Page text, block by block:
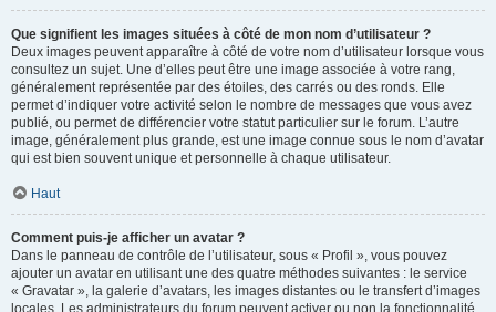
Que signifient les images situées à côté de mon nom d’utilisateur ?
Deux images peuvent apparaître à côté de votre nom d’utilisateur lorsque vous
consultez un sujet. Une d’elles peut être une image associée à votre rang,
généralement représentée par des étoiles, des carrés ou des ronds. Elle
permet d’indiquer votre activité selon le nombre de messages que vous avez
publié, ou permet de différencier votre statut particulier sur le forum. L’autre
image, généralement plus grande, est une image connue sous le nom d’avatar
qui est bien souvent unique et personnelle à chaque utilisateur.
Haut
Comment puis-je afficher un avatar ?
Dans le panneau de contrôle de l’utilisateur, sous « Profil », vous pouvez
ajouter un avatar en utilisant une des quatre méthodes suivantes : le service
« Gravatar », la galerie d’avatars, les images distantes ou le transfert d’images
locales. Les administrateurs du forum peuvent activer ou non la fonctionnalité